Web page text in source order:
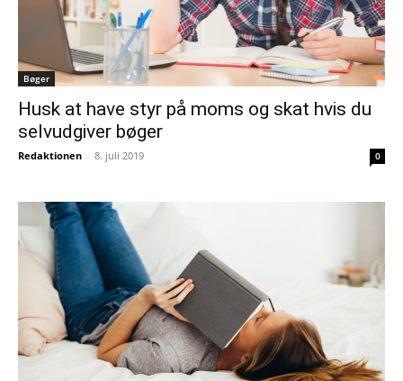
Bøger
Husk at have styr på moms og skat hvis du
selvudgiver bøger
Redaktionen - 8. juli 2019 0